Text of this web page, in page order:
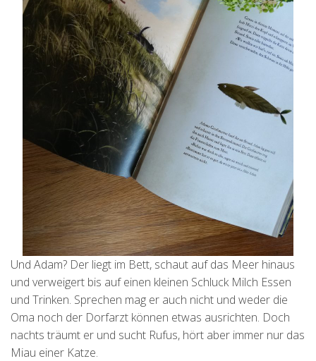
Und Adam? Der liegt im Bett, schaut auf das Meer hinaus
und verweigert bis auf einen kleinen Schluck Milch Essen
und Trinken. Sprechen mag er auch nicht und weder die
Oma noch der Dorfarzt können etwas ausrichten. Doch
nachts träumt er und sucht Rufus, hört aber immer nur das
Miau einer Katze.